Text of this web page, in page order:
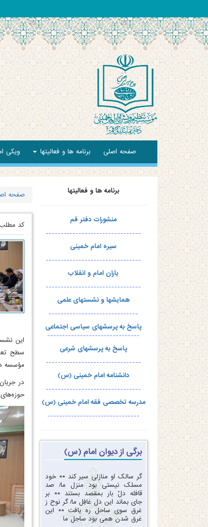
صفحه اصلی برنامه ها و فعالیتها ویکی
برنامه ها و فعالیتها
منشورات دفتر قم
--------------------------------
سیره امام خمینی
--------------------------------
یاران امام و انقلاب
--------------------------------
همایشها و نشستهای علمی
------------------------------
پاسخ به پرسشهای سیاسی اجتماعی
-------------------------------
پاسخ به پرسشهای شرعی
--------------------------------
دانشنامه امام خمینی (س)
--------------------------------
مدرسه تخصصی فقه امام خمینی (س)
-------------------------------
برگی از دیوان امام (س)
گر سالک او منازلی سیر کند‏ ** ‏خود
مسلک نیستی بود منزل ما‏/ ‏‏صد
قافله دلْ بار بمقصد بستند ** ‏بر
جای بماند این دل غافِل ما‏/ ‏‏گر نوح ز
غرق سوی ساحل ره یافت‏ ** ‏‏این
غرق شدن همی بوَد ساحِل ما‏
صفحه
کد
این
سطح
مؤسسه
در